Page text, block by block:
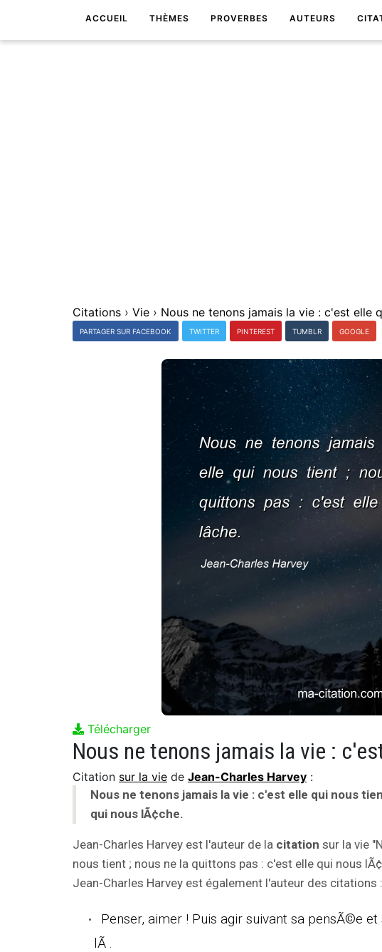
ACCUEIL THÈMES PROVERBES AUTEURS
Citations › Vie ›
PARTAGER SUR FACEBOOK TWITTER PINTEREST TUMBLR GOOGLE
Télécharger
Citation sur la vie de Jean-Charles Harvey :
Nous ne tenons jamais la vie : c'est elle qui nous
qui nous lÃ¢che.
Jean-Charles Harvey est l'auteur de la citation sur la vie
nous tient ; nous ne la quittons pas : c'est elle qui nous
Jean-Charles Harvey est également l'auteur des citations :
Penser, aimer ! Puis agir suivant sa pensÃ©e
lÃ .